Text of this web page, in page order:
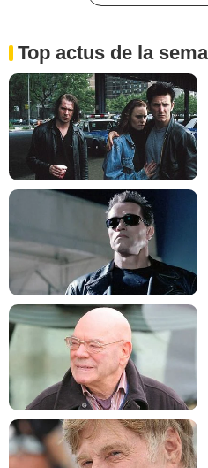
Top actus de la